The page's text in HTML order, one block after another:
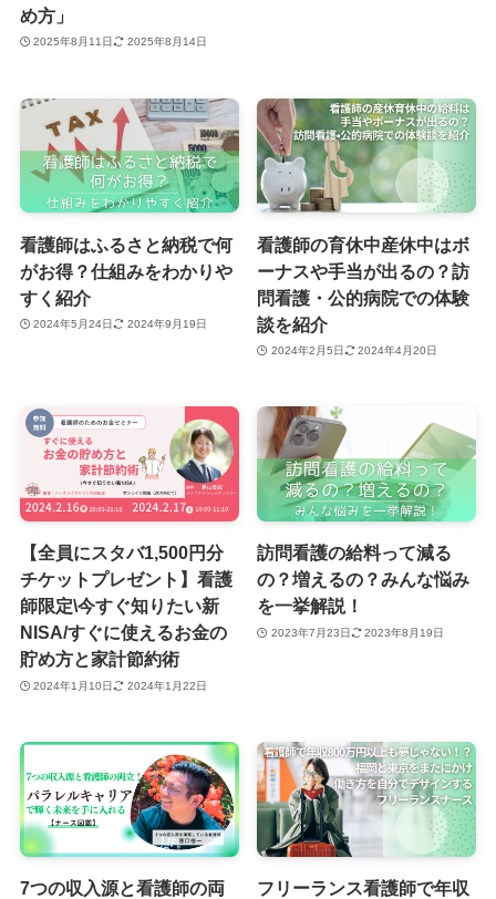
め方」
2025年8月11日 2025年8月14日
看護師はふるさと納税で何
がお得？仕組みをわかりや
すく紹介
2024年5月24日 2024年9月19日
看護師の育休中産休中はボ
ーナスや手当が出るの？訪
問看護・公的病院での体験
談を紹介
2024年2月5日 2024年4月20日
【全員にスタバ1,500円分
チケットプレゼント】看護
師限定\今すぐ知りたい新
NISA/すぐに使えるお金の
貯め方と家計節約術
2024年1月10日 2024年1月22日
訪問看護の給料って減る
の？増えるの？みんな悩み
を一挙解説！
2023年7月23日 2023年8月19日
7つの収入源と看護師の両
フリーランス看護師で年収